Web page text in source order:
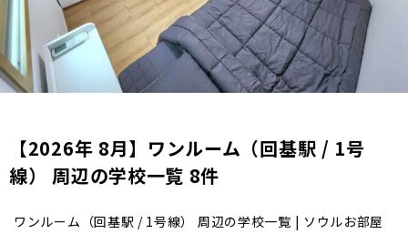
【2026年 8月】ワンルーム（回基駅 / 1号
線） 周辺の学校一覧 8件
ワンルーム（回基駅 / 1号線） 周辺の学校一覧 | ソウルお部屋